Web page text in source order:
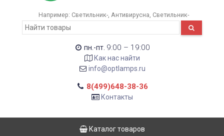
Например: Светильник- Антивирусна Светильник-
пн.-пт. 9:00 – 19:00
Как нас найти
info@optlamps.ru
8(499)648-38-36
Контакты
Каталог товаров